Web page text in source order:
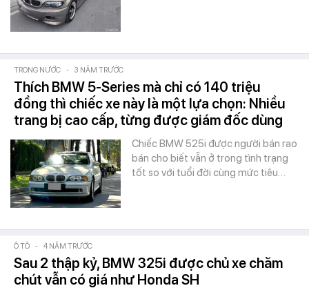
TRONG NƯỚC - 3 NĂM TRƯỚC
Thích BMW 5-Series mà chỉ có 140 triệu
đồng thì chiếc xe này là một lựa chọn: Nhiều
trang bị cao cấp, từng được giám đốc dùng
Chiếc BMW 525i được người bán rao
bán cho biết vẫn ở trong tình trạng
tốt so với tuổi đời cùng mức tiêu…
Ô TÔ - 4 NĂM TRƯỚC
Sau 2 thập kỷ, BMW 325i được chủ xe chăm
chút vẫn có giá như Honda SH